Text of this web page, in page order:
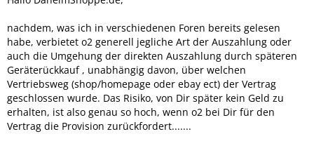
nachdem, was ich in verschiedenen Foren bereits gelesen
habe, verbietet o2 generell jegliche Art der Auszahlung oder
auch die Umgehung der direkten Auszahlung durch späteren
Geräterückkauf , unabhängig davon, über welchen
Vertriebsweg (shop/homepage oder ebay ect) der Vertrag
geschlossen wurde. Das Risiko, von Dir später kein Geld zu
erhalten, ist also genau so hoch, wenn o2 bei Dir für den
Vertrag die Provision zurückfordert.......